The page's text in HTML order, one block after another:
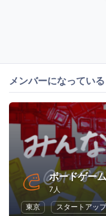
メンバーになってい
7人
東京
スタートアップ